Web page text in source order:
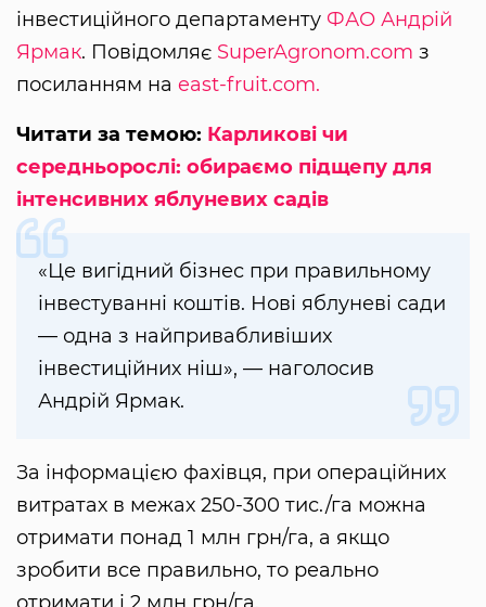
інвестиційного департаменту ФАО Андрій
Ярмак. Повідомляє SuperAgronom.com з
посиланням на east-fruit.com.
Читати за темою: Карликові чи
середньорослі: обираємо підщепу для
інтенсивних яблуневих садів
«Це вигідний бізнес при правильному
інвестуванні коштів. Нові яблуневі сади
— одна з найпривабливіших
інвестиційних ніш», — наголосив
Андрій Ярмак.
За інформацією фахівця, при операційних
витратах в межах 250-300 тис./га можна
отримати понад 1 млн грн/га, а якщо
зробити все правильно, то реально
отримати і 2 млн грн/га.